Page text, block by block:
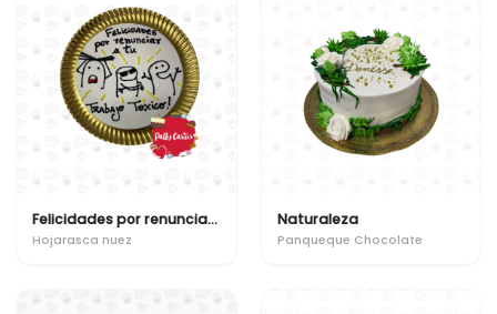
Felicidades por renunciar a tu trabajo toxico!
Hojarasca nuez
Naturaleza
Panqueque Chocolate